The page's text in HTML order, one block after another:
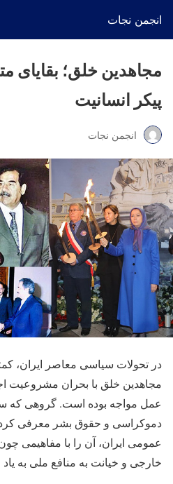
انجمن نجات
مجاهدین خلق؛ بقایای
پیکر انسانیت
انجمن نجات
در تحولات سیاسی معاصر ایران،
مجاهدین خلق با بحران مشروعیت
عمل مواجه بوده است. گروهی که
دموکراسی و حقوق بشر معرفی
عمومی ایران، آن را با مفاهیمی
خارجی و خیانت به منافع ملی به